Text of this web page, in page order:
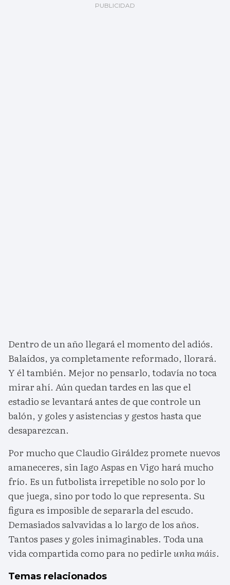
Dentro de un año llegará el momento del adiós.
Balaídos, ya completamente reformado, llorará.
Y él también. Mejor no pensarlo, todavía no toca
mirar ahí. Aún quedan tardes en las que el
estadio se levantará antes de que controle un
balón, y goles y asistencias y gestos hasta que
desaparezcan.
Por mucho que Claudio Giráldez promete nuevos
amaneceres, sin Iago Aspas en Vigo hará mucho
frío. Es un futbolista irrepetible no solo por lo
que juega, sino por todo lo que representa. Su
figura es imposible de separarla del escudo.
Demasiados salvavidas a lo largo de los años.
Tantos pases y goles inimaginables. Toda una
vida compartida como para no pedirleunha máis.
Temas relacionados